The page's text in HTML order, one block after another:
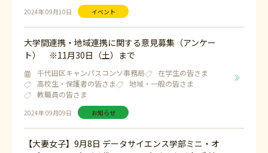
2024年 09月10日 イベント
2024年 09月09日 お知らせ
大学間連携・地域連携に関する意見募集（アンケー
ト） ※11月30日（土）まで
千代田区キャンパスコンソ事務局
在学生の皆さま
高校生・保護者の皆さま
地域・一般の皆さま
教職員の皆さま
【大妻女子】9月8日 データサイエンス学部ミニ・オ